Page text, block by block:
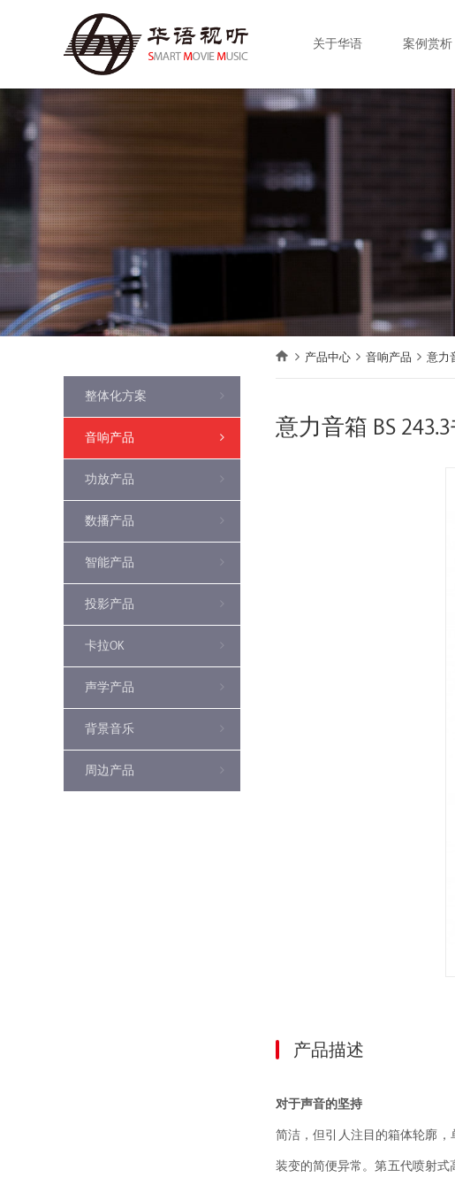
关于华语 案例赏析
整体化方案
音响产品
功放产品
数播产品
智能产品
投影产品
卡拉OK
声学产品
背景音乐
周边产品
产品中心 音响产品 意力
意力音箱 BS
产品描述
对于声音的坚持
简洁，但引人注目的箱体轮廓
装变的简便异常。第五代喷射式